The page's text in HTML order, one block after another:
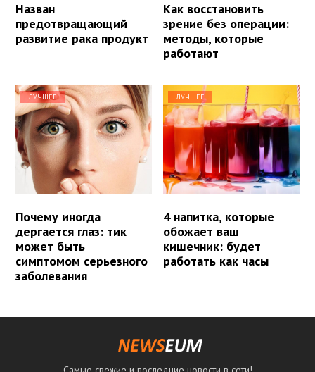
Назван
предотвращающий
развитие рака продукт
Как восстановить
зрение без операции:
методы, которые
работают
ЛУЧШЕЕ
Почему иногда
дергается глаз: тик
может быть
симптомом серьезного
заболевания
ЛУЧШЕЕ
4 напитка, которые
обожает ваш
кишечник: будет
работать как часы